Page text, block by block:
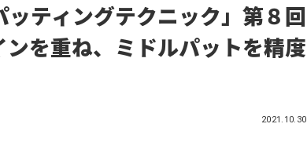
ティングテクニック」第８回
を重ね、ミドルパットを精度
2021.10.30